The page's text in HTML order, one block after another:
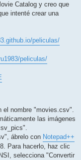
Catalog y creo que
intenté crear una
peliculas/
peliculas/
el nombre "movies.csv".
las imágenes
ábrelo con Notepad++
Para hacerlo, haz clic
selecciona "Convertir